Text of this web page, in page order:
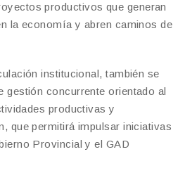
productivos que generan
la economía y abren caminos de
institucional, también se
gestión concurrente orientado al
productivas y
que permitirá impulsar iniciativas
Provincial y el GAD